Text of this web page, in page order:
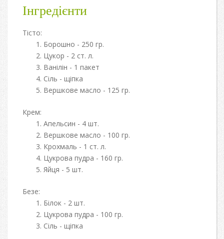
Інгредієнти
Тісто:
Борошно - 250 гр.
Цукор - 2 ст. л.
Ванілін - 1 пакет
Сіль - щіпка
Вершкове масло - 125 гр.
Крем:
Апельсин - 4 шт.
Вершкове масло - 100 гр.
Крохмаль - 1 ст. л.
Цукрова пудра - 160 гр.
Яйця - 5 шт.
Безе:
Білок - 2 шт.
Цукрова пудра - 100 гр.
Сіль - щіпка